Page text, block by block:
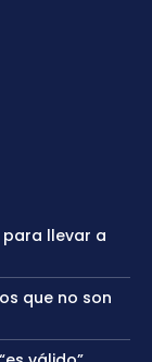
para llevar a
que no son